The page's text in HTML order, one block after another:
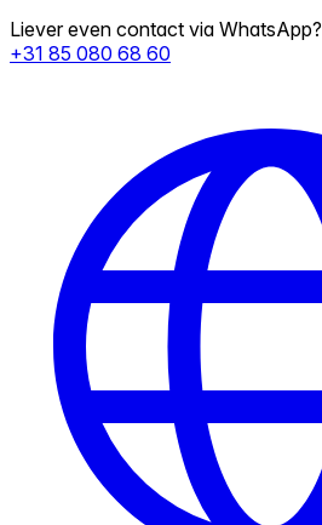
Liever even contact via WhatsApp?
+31 85 080 68 60